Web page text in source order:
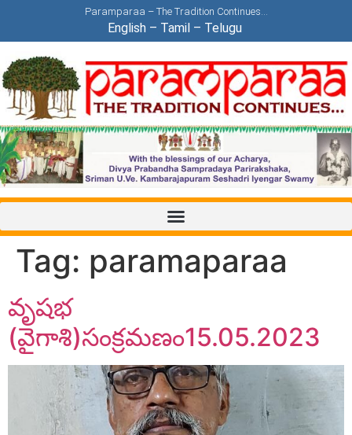
Paramparaa – The Tradition Continues…
English– Tamil– Telugu
Tag: paramaparaa
వృషభ
(వైగాశి)సంక్రమణం15.05.2023